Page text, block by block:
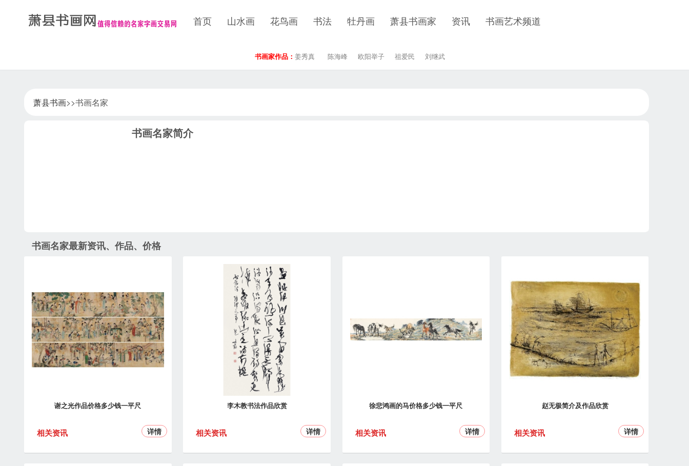
首页 山水画 花鸟画 书法 牡丹画 萧县书画家 资讯 书画艺术频道
书画家作品： 姜秀真 陈海峰 欧阳举子 祖爱民 刘继武
萧县书画>>书画名家
书画名家简介
书画名家最新资讯、作品、价格
谢之光作品价格多少钱一平尺
相关资讯 详情
李木教书法作品欣赏
相关资讯 详情
徐悲鸿画的马价格多少钱一平尺
相关资讯 详情
赵无极简介及作品欣赏
相关资讯 详情